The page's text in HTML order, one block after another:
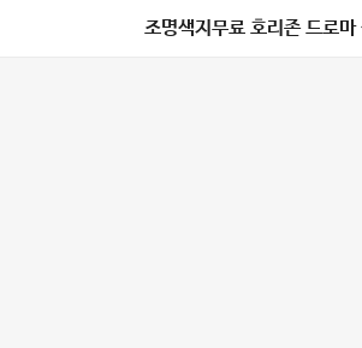
조명색지무료 호리존 드로마